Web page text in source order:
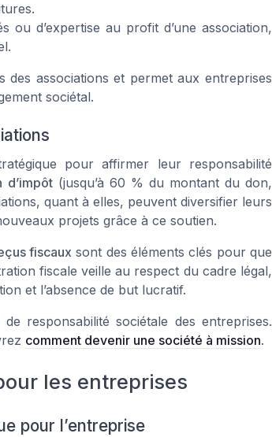
ou d’expertise au profit d’une association,
des associations et permet aux entreprises
sociétal.
pour affirmer leur responsabilité
d’impôt(jusqu’à 60 % du montant du don,
quant à elles, peuvent diversifier leurs
projets grâce à ce soutien.
fiscaux sont des éléments clés pour que
fiscale veille au respect du cadre légal,
et l’absence de but lucratif.
responsabilité sociétale des entreprises.
comment devenir une société à mission.
les entreprises
pour l’entreprise